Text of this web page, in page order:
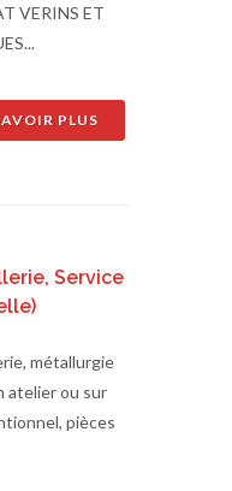
VERINS ET
PLUS
Service
métallurgie
atelier ou sur
pièces